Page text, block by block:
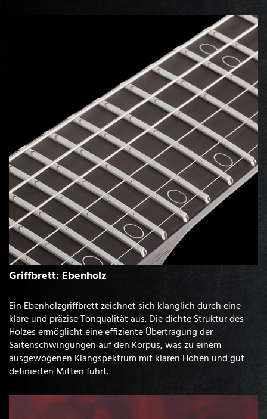
Griffbrett: Ebenholz
Ein Ebenholzgriffbrett zeichnet sich klanglich durch eine
klare und präzise Tonqualität aus. Die dichte Struktur des
Holzes ermöglicht eine effiziente Übertragung der
Saitenschwingungen auf den Korpus, was zu einem
ausgewogenen Klangspektrum mit klaren Höhen und gut
definierten Mitten führt.